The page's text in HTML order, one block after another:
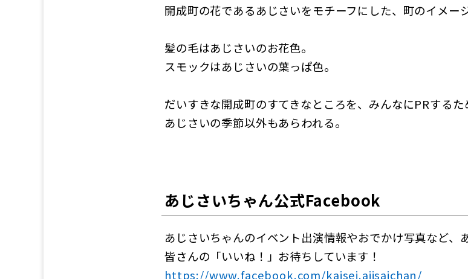
開成町の花であるあじさいをモチーフにした、町のイメー
髪の毛はあじさいのお花色。
スモックはあじさいの葉っぱ色。
だいすきな開成町のすてきなところを、みんなにPRするた
あじさいの季節以外もあらわれる。
あじさいちゃん公式Facebook
あじさいちゃんのイベント出演情報やおでかけ写真など、
皆さんの「いいね！」お待ちしています！
https://www.facebook.com/kaisei.ajisaichan/